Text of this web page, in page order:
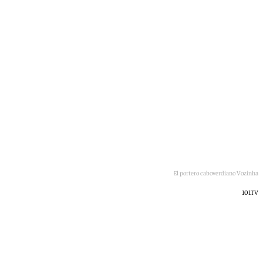
El portero caboverdiano Vozinha
101TV